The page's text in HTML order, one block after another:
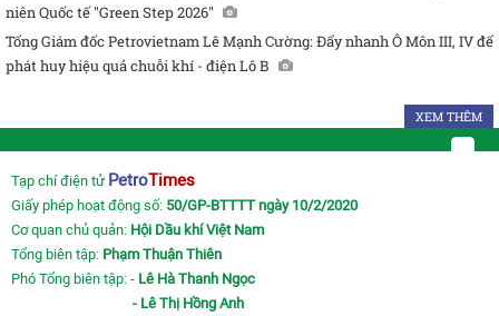
niên Quốc tế "Green Step 2026"
Tổng Giám đốc Petrovietnam Lê Mạnh Cường: Đẩy nhanh Ô Môn III, IV để
phát huy hiệu quả chuỗi khí - điện Lô B
XEM THÊM
Tạp chí điện tử PetroTimes
Giấy phép hoạt động số: 50/GP-BTTTT ngày 10/2/2020
Cơ quan chủ quản: Hội Dầu khí Việt Nam
Tổng biên tập: Phạm Thuận Thiên
Phó Tổng biên tập: - Lê Hà Thanh Ngọc
- Lê Thị Hồng Anh